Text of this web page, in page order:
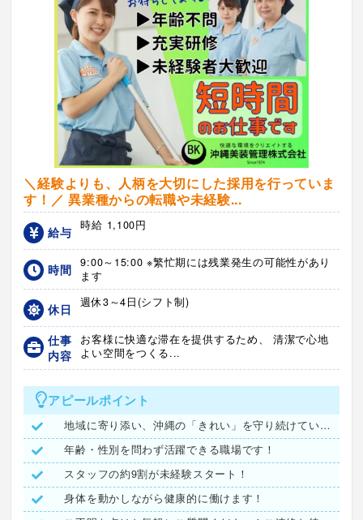
＼経験よりも、人柄を大切にした採用を行っていま
す！／ 異業種からの転職や未経験...
給与 時給 1,100円
時間
9:00～15:00 ※繁忙期には残業発生の可能性があり
ます
休日 週休3～4日(シフト制)
仕事
内容
お客様に快適な滞在を提供するため、 清潔で心地
よい空間をつくる...
アピールポイント
地域に寄り添い、沖縄の「きれい」を守り続けています。
年齢・性別を問わず活躍できる職場です！
スタッフの約9割が未経験スタート！
身体を動かしながら健康的に働けます！